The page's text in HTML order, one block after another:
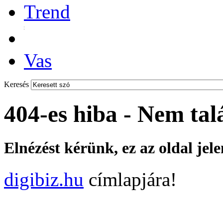
Trend
Vas
Keresés
404-es hiba - Nem
Elnézést kérünk, ez az oldal
digibiz.hu címlapjára!